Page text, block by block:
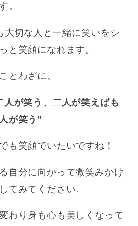
。
大切な人と一緒に笑いをシ
と笑顔になれます。
とわざに、
人が笑う、二人が笑えばも
が笑う”
も笑顔でいたいですね！
自分に向かって微笑みかけ
てみてください。
わり身も心も美しくなって